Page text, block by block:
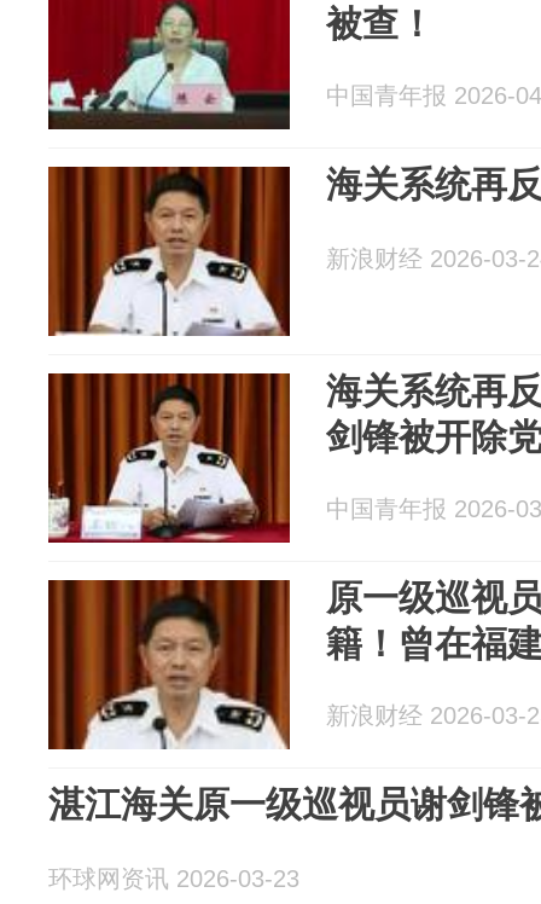
被查！
中国青年报 2026-
海关系统再
新浪财经 2026-03-
海关系统再
剑锋被开除
中国青年报 2026-
原一级巡视
籍！曾在福
新浪财经 2026-03-
湛江海关原一级巡视员谢剑锋
环球网资讯 2026-03-23